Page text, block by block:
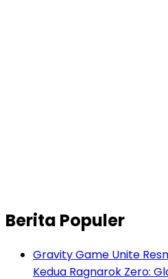
Berita Populer
Gravity Game Unite
Kedua Ragnarok Zero: